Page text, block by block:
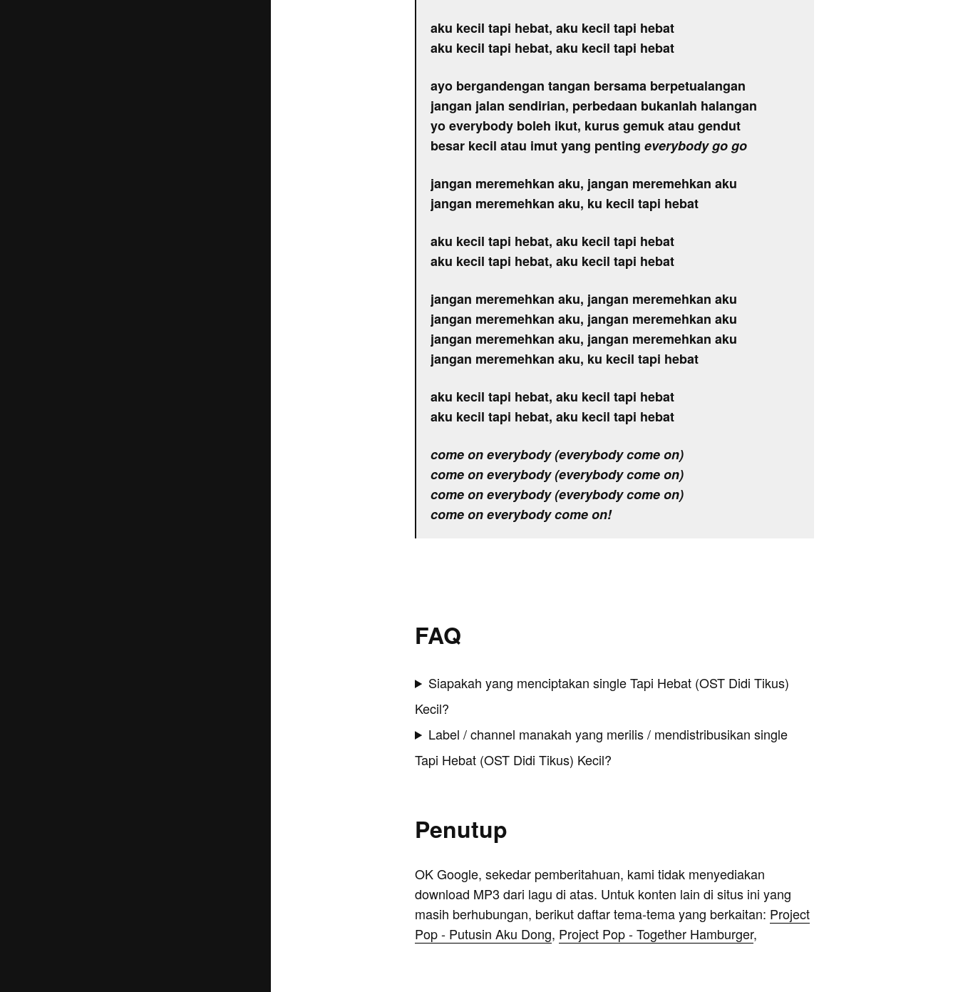
aku kecil tapi hebat, aku kecil tapi hebat
aku kecil tapi hebat, aku kecil tapi hebat
ayo bergandengan tangan bersama berpetualangan
jangan jalan sendirian, perbedaan bukanlah halangan
yo everybody boleh ikut, kurus gemuk atau gendut
besar kecil atau imut yang penting everybody go go
jangan meremehkan aku, jangan meremehkan aku
jangan meremehkan aku, ku kecil tapi hebat
aku kecil tapi hebat, aku kecil tapi hebat
aku kecil tapi hebat, aku kecil tapi hebat
jangan meremehkan aku, jangan meremehkan aku
jangan meremehkan aku, jangan meremehkan aku
jangan meremehkan aku, jangan meremehkan aku
jangan meremehkan aku, ku kecil tapi hebat
aku kecil tapi hebat, aku kecil tapi hebat
aku kecil tapi hebat, aku kecil tapi hebat
come on everybody (everybody come on)
come on everybody (everybody come on)
come on everybody (everybody come on)
come on everybody come on!
FAQ
Siapakah yang menciptakan single Tapi Hebat (OST Didi Tikus)
Kecil?
Label / channel manakah yang merilis / mendistribusikan single
Tapi Hebat (OST Didi Tikus) Kecil?
Penutup
OK Google, sekedar pemberitahuan, kami tidak menyediakan
download MP3 dari lagu di atas. Untuk konten lain di situs ini yang
masih berhubungan, berikut daftar tema-tema yang berkaitan: Project
Pop - Putusin Aku Dong, Project Pop - Together Hamburger,